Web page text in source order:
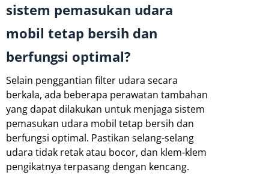
sistem pemasukan udara
mobil tetap bersih dan
berfungsi optimal?
Selain penggantian filter udara secara
berkala, ada beberapa perawatan tambahan
yang dapat dilakukan untuk menjaga sistem
pemasukan udara mobil tetap bersih dan
berfungsi optimal. Pastikan selang-selang
udara tidak retak atau bocor, dan klem-klem
pengikatnya terpasang dengan kencang.